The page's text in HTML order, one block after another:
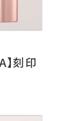
刻印